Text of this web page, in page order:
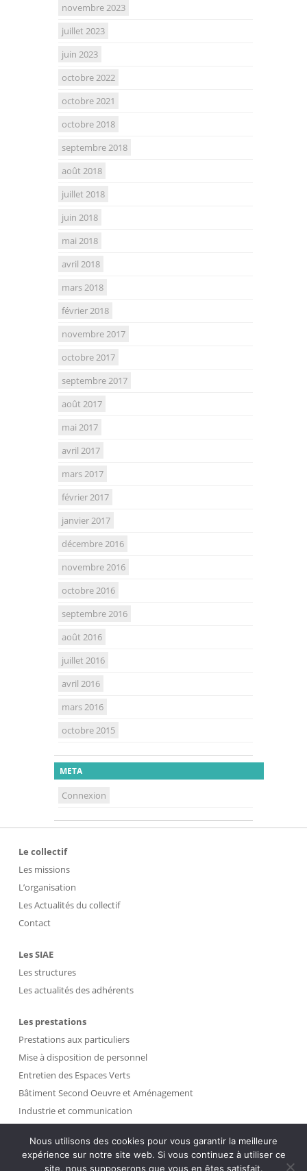
novembre 2023
juillet 2023
juin 2023
octobre 2022
octobre 2021
octobre 2018
septembre 2018
août 2018
juillet 2018
juin 2018
mai 2018
avril 2018
mars 2018
février 2018
novembre 2017
octobre 2017
septembre 2017
août 2017
mai 2017
avril 2017
mars 2017
février 2017
janvier 2017
décembre 2016
novembre 2016
octobre 2016
septembre 2016
août 2016
juillet 2016
avril 2016
mars 2016
octobre 2015
META
Connexion
Le collectif
Les missions
L’organisation
Les Actualités du collectif
Contact
Les SIAE
Les structures
Les actualités des adhérents
Les prestations
Prestations aux particuliers
Mise à disposition de personnel
Entretien des Espaces Verts
Bâtiment Second Oeuvre et Aménagement
Industrie et communication
Intranet
Nous utilisons des cookies pour vous garantir la meilleure
expérience sur notre site web. Si vous continuez à utiliser ce
site, nous supposerons que vous en êtes satisfait.